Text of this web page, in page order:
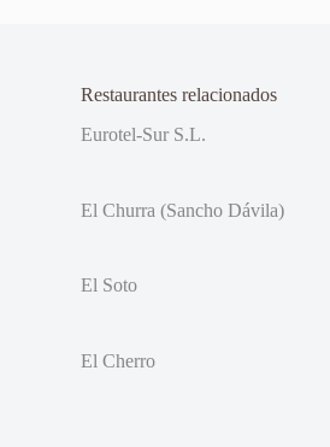
Restaurantes relacionados
Eurotel-Sur S.L.
El Churra (Sancho Dávila)
El Soto
El Cherro